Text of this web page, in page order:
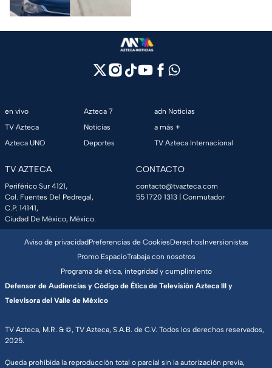
en vivo
TV Azteca
Azteca UNO
Azteca 7
Noticias
Deportes
adn Noticias
a más +
TV Azteca Internacional
TV AZTECA
Periférico Sur 4121,
Col. Fuentes Del Pedregal,
C.P. 14141,
Ciudad De México, México.
CONTACTO
contacto@tvazteca.com
55 1720 1313 | Conmutador
TV Azteca, M.R. & ©, TV Azteca, S.A.B. de C.V. Todos los derechos reservados,
2025.
Queda prohibida la reproducción total o parcial sin la autorización previa,
Aviso de privacidadPreferencias de CookiesDerechosInversionistas
Promo EspacioTrabaja con nosotros
Programa de ética, integridad y cumplimiento
Defensor de Audiencias y Código de Ética de Televisión Azteca III y
Televisora del Valle de México